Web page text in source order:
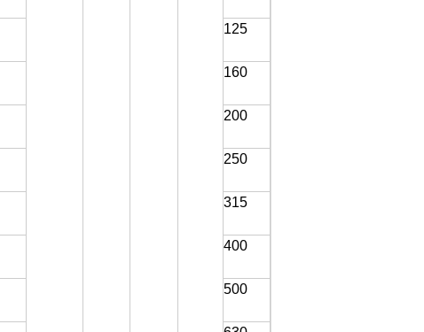
125
160
200
250
315
400
500